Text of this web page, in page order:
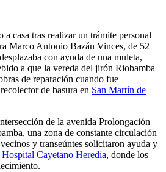
casa tras realizar un trámite personal
Marco Antonio Bazán Vinces, de 52
con ayuda de una muleta,
a que la vereda del jirón Riobamba
de reparación cuando fue
de basura en San Martín de
de la avenida Prolongación
una zona de constante circulación
y transeúntes solicitaron ayuda y
Hospital Cayetano Heredia, donde los